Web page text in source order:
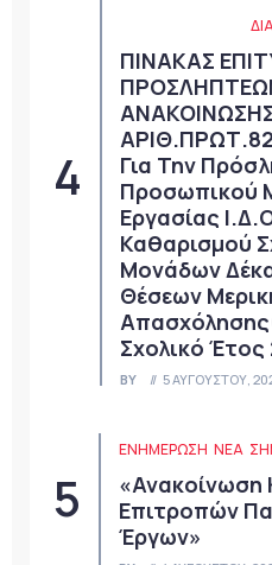
ΠΙΝΑΚΑΣ
Για Την
Προσωπικού
Εργασίας
Καθαρισμού
Μονάδων
Θέσεων
Σχολικό
BY 5 ΑΥΓΟΎΣΤΟΥ,
ΕΝΗΜΕΡΩΣΗ ΝΈΑ
«Ανακοίνωση
Επιτροπών
Έργων»